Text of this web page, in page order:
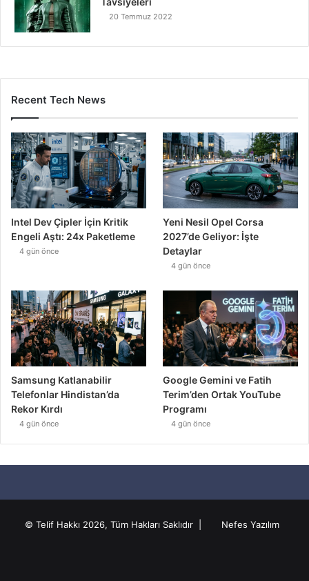
20 Temmuz 2022
Recent Tech News
Intel Dev Çipler İçin Kritik
Engeli Aştı: 24x Paketleme
4 gün önce
Yeni Nesil Opel Corsa
2027’de Geliyor: İşte
Detaylar
4 gün önce
Samsung Katlanabilir
Telefonlar Hindistan’da
Rekor Kırdı
4 gün önce
Google Gemini ve Fatih
Terim’den Ortak YouTube
Programı
4 gün önce
© Telif Hakkı 2026, Tüm Hakları Saklıdır | Nefes Yazılım